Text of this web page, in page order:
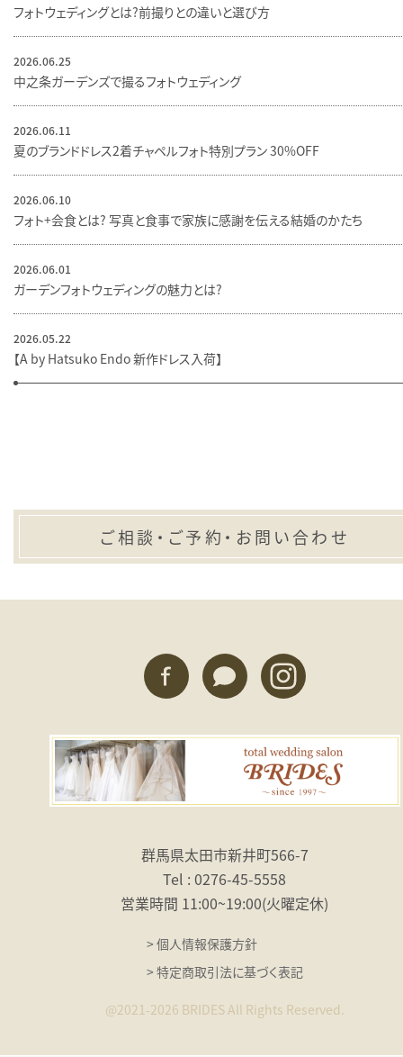
フォトウェディングとは？前撮りとの違いと選び方
2026.06.25
中之条ガーデンズで撮るフォトウェディング
2026.06.11
夏のブランドドレス2着チャペルフォト特別プラン 30％OFF
2026.06.10
フォト＋会食とは？ 写真と食事で家族に感謝を伝える結婚のかたち
2026.06.01
ガーデンフォトウェディングの魅力とは？
2026.05.22
【A by Hatsuko Endo 新作ドレス入荷】
ご相談・ご予約・お問い合わせ
群馬県太田市新井町566-7
Tel : 0276-45-5558
営業時間 11:00〜19:00（火曜定休）
> 個人情報保護方針
> 特定商取引法に基づく表記
@2021-2026 BRIDES All Rights Reserved.